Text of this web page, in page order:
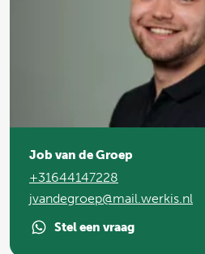
Job van de Groep
+31644147228
jvandegroep@mail.werkis.nl
Stel een vraag